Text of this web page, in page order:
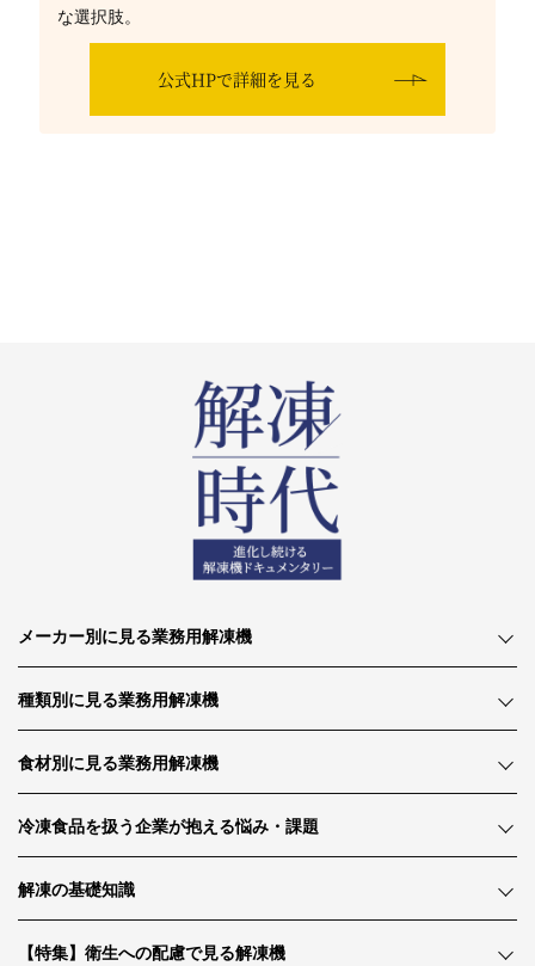
な選択肢。
公式HPで詳細を見る
メーカー別に見る業務用解凍機
種類別に見る業務用解凍機
食材別に見る業務用解凍機
冷凍食品を扱う企業が抱える悩み・課題
解凍の基礎知識
【特集】衛生への配慮で見る解凍機